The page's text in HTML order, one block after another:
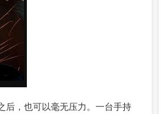
后，也可以毫无压力。一台手持